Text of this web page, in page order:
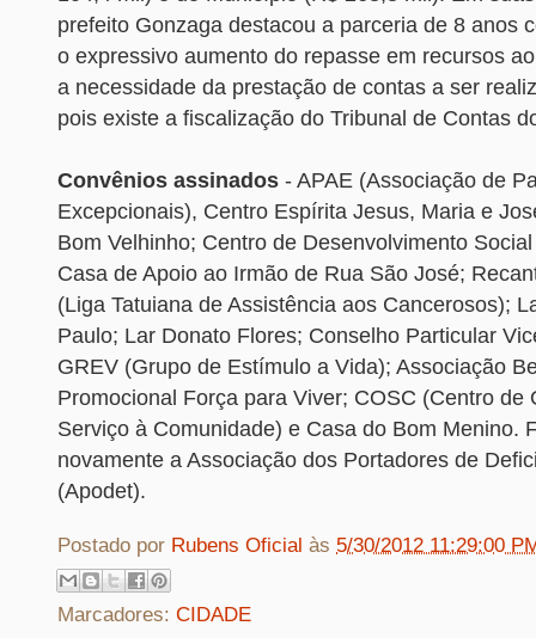
prefeito Gonzaga destacou a parceria de 8 anos
o expressivo aumento do repasse em recursos
a necessidade da prestação de contas a ser
pois existe a fiscalização do Tribunal de Contas
Convênios assinados - APAE (Associação de
Excepcionais), Centro Espírita Jesus, Maria e
Bom Velhinho; Centro de Desenvolvimento
Casa de Apoio ao Irmão de Rua São José;
(Liga Tatuiana de Assistência aos Cancerosos);
Paulo; Lar Donato Flores; Conselho Particular
GREV (Grupo de Estímulo a Vida); Associação
Promocional Força para Viver; COSC (Centro de
Serviço à Comunidade) e Casa do Bom Menino.
novamente a Associação dos Portadores de
(Apodet).
Postado por Rubens Oficial às 5/30/2012 11:29:00
Marcadores: CIDADE